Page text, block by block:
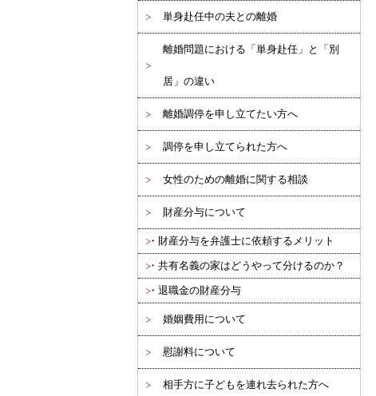
単身赴任中の夫との離婚
離婚問題における「単身赴任」と「別
居」の違い
離婚調停を申し立てたい方へ
調停を申し立てられた方へ
女性のための離婚に関する相談
財産分与について
財産分与を弁護士に依頼するメリット
共有名義の家はどうやって分けるのか？
退職金の財産分与
婚姻費用について
慰謝料について
相手方に子どもを連れ去られた方へ